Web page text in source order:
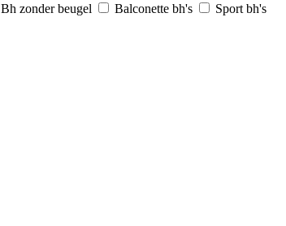
Bh zonder beugel Balconette bh's
Sport bh's